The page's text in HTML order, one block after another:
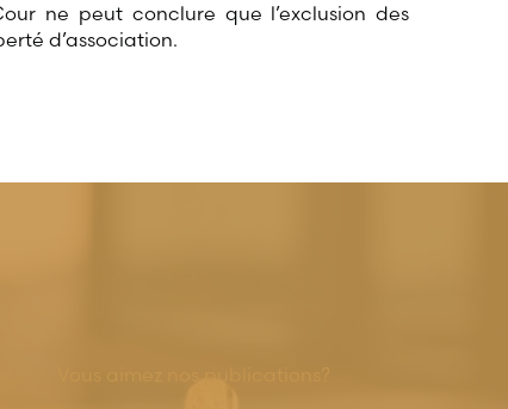
ne peut conclure que l’exclusion des
d’association.